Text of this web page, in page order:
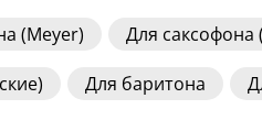
(Meyer)
Для саксофона
Wick) Для тромбона
Для баритона